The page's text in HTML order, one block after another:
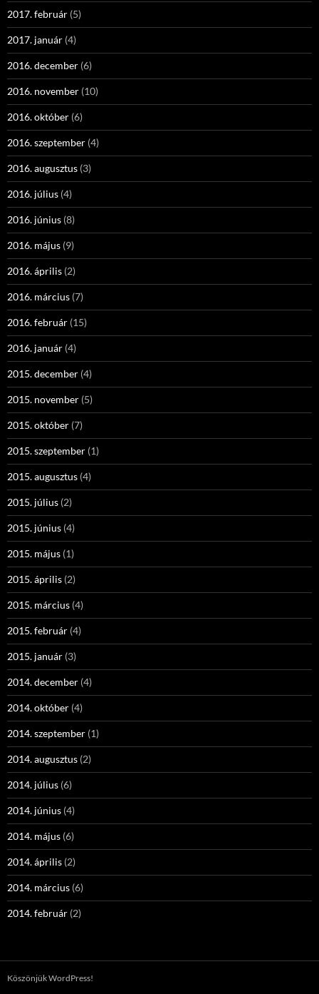
2017. február (5)
2017. január (4)
2016. december (6)
2016. november (10)
2016. október (6)
2016. szeptember (4)
2016. augusztus (3)
2016. július (4)
2016. június (8)
2016. május (9)
2016. április (2)
2016. március (7)
2016. február (15)
2016. január (4)
2015. december (4)
2015. november (5)
2015. október (7)
2015. szeptember (1)
2015. augusztus (4)
2015. július (2)
2015. június (4)
2015. május (1)
2015. április (2)
2015. március (4)
2015. február (4)
2015. január (3)
2014. december (4)
2014. október (4)
2014. szeptember (1)
2014. augusztus (2)
2014. július (6)
2014. június (4)
2014. május (6)
2014. április (2)
2014. március (6)
2014. február (2)
Köszönjük WordPress!